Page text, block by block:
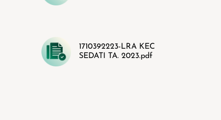
1710392223-LRA KEC
SEDATI TA. 2023.pdf